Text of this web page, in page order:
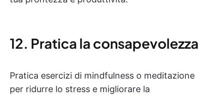
12. Pratica la consapevolezza
Pratica esercizi di mindfulness o meditazione
per ridurre lo stress e migliorare la